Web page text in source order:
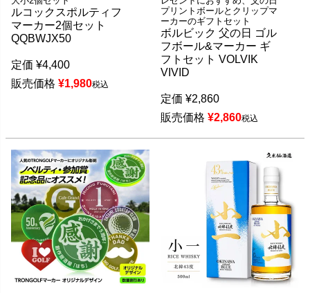
ルコックスポルティフ
マーカー2個セット
QQBWJX50
定価 ¥4,400
販売価格 ¥1,980税込
プリントボールとクリップマ
ーカーのギフトセット
ボルビック 父の日 ゴル
フボール&マーカー ギ
フトセット VOLVIK
VIVID
定価 ¥2,860
販売価格 ¥2,860税込